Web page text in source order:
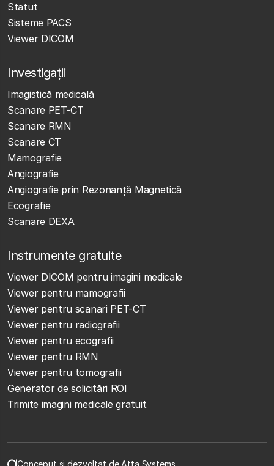
Statut
Sisteme PACS
Viewer DICOM
Investigații
Imagistică medicală
Scanare PET-CT
Scanare RMN
Scanare CT
Mamografie
Angiografie
Angiografie prin Rezonanță Magnetică
Ecografie
Scanare DEXA
Instrumente gratuite
Viewer DICOM pentru imagini medicale
Viewer pentru mamografii
Viewer pentru scanari PET-CT
Viewer pentru radiografii
Viewer pentru ecografii
Viewer pentru RMN
Viewer pentru tomografii
Generator de solicitări ROI
Trimite imagini medicale gratuit